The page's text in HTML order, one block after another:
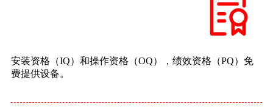
安装资格（IQ）和操作资格（OQ），绩效资格（PQ）免
费提供设备。